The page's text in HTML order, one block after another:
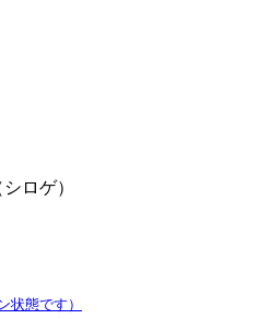
ロゲ）
状態です）